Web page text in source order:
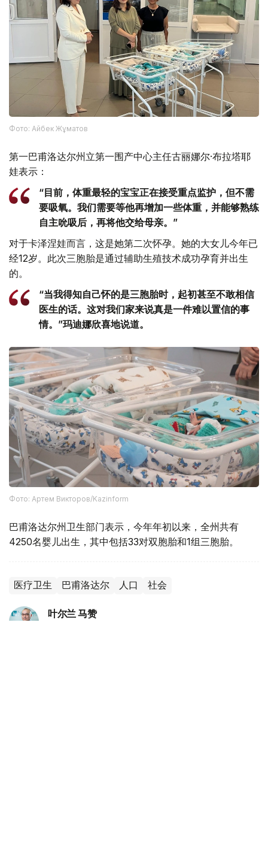
Фото: Айбек Жұматов
第一巴甫洛达尔州立第一围产中心主任古丽娜尔·布拉塔耶
娃表示：
“目前，体重最轻的宝宝正在接受重点监护，但不需
要吸氧。我们需要等他再增加一些体重，并能够熟练
自主吮吸后，再将他交给母亲。”
对于卡泽涅娃而言，这是她第二次怀孕。她的大女儿今年已
经12岁。此次三胞胎是通过辅助生殖技术成功孕育并出生
的。
“当我得知自己怀的是三胞胎时，起初甚至不敢相信
医生的话。这对我们家来说真是一件难以置信的事
情。”玛迪娜欣喜地说道。
Фото: Артем Викторов/Kazinform
巴甫洛达尔州卫生部门表示，今年年初以来，全州共有
4250名婴儿出生，其中包括33对双胞胎和1组三胞胎。
医疗卫生 巴甫洛达尔 人口 社会
叶尔兰 马赞